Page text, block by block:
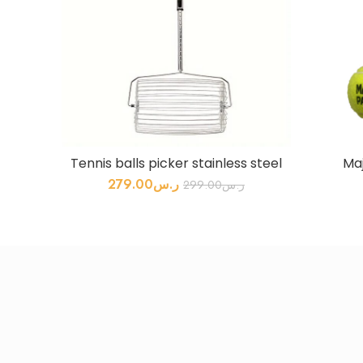
Tennis balls picker stainless steel
ر.س299.00 ر.س279.00